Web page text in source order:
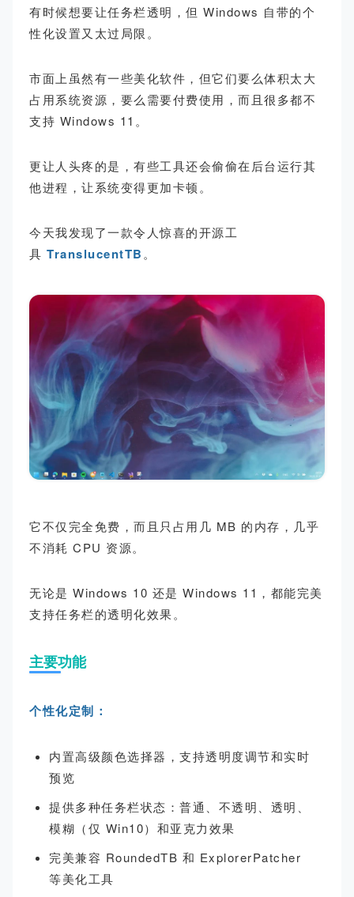
有时候想要让任务栏透明，但 Windows 自带的个
性化设置又太过局限。
市面上虽然有一些美化软件，但它们要么体积太大
占用系统资源，要么需要付费使用，而且很多都不
支持 Windows 11。
更让人头疼的是，有些工具还会偷偷在后台运行其
他进程，让系统变得更加卡顿。
今天我发现了一款令人惊喜的开源工
具 TranslucentTB 。
它不仅完全免费，而且只占用几 MB 的内存，几乎
不消耗 CPU 资源。
无论是 Windows 10 还是 Windows 11，都能完美
支持任务栏的透明化效果。
主要功能
个性化定制：
内置高级颜色选择器，支持透明度调节和实时
预览
提供多种任务栏状态：普通、不透明、透明、
模糊（仅 Win10）和亚克力效果
完美兼容 RoundedTB 和 ExplorerPatcher
等美化工具